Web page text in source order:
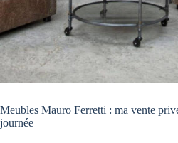
Meubles Mauro Ferretti : ma vente
journée